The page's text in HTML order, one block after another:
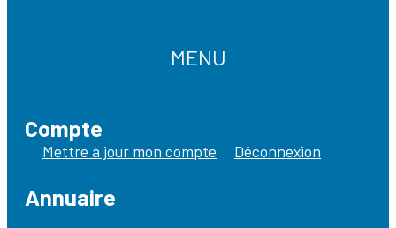
MENU
Compte
Mettre à jour mon compte Déconnexion
Annuaire